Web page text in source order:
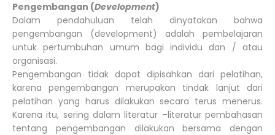
Pengembangan (Development)
Dalam pendahuluan telah dinyatakan bahwa
pengembangan (development) adalah pembelajaran
untuk pertumbuhan umum bagi individu dan / atau
organisasi.
Pengembangan tidak dapat dipisahkan dari pelatihan,
karena pengembangan merupakan tindak lanjut dari
pelatihan yang harus dilakukan secara terus menerus.
Karena itu, sering dalam literatur –literatur pembahasan
tentang pengembangan dilakukan bersama dengan